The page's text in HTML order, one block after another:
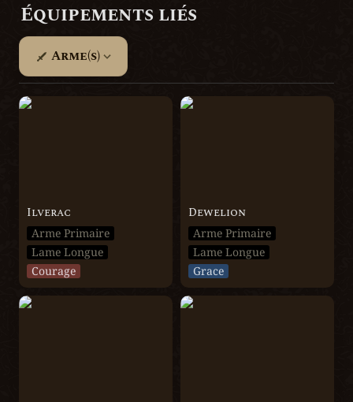
Équipements liés
Arme(s)
Ilverac
Ilverac
Arme Primaire
Lame Longue
Courage
Dewelion
Dewelion
Arme Primaire
Lame Longue
Grace
Grinn Unsula